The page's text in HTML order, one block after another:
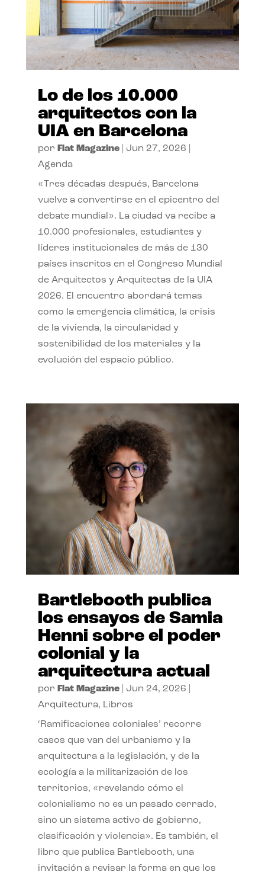
Lo de los 10.000
arquitectos con la
UIA en Barcelona
por Flat Magazine| Jun 27, 2026
Agenda
«Tres décadas después, Barcelona
vuelve a convertirse en el epicentro del
debate mundial». La ciudad va recibe a
10.000 profesionales, estudiantes y
líderes institucionales de más de 130
países inscritos en el Congreso Mundial
de Arquitectos y Arquitectas de la UIA
2026. El encuentro abordará temas
como la emergencia climática, la crisis
de la vivienda, la circularidad y
sostenibilidad de los materiales y la
evolución del espacio público.
Bartlebooth publica
los ensayos de Samia
Henni sobre el poder
colonial y la
arquitectura actual
por Flat Magazine| Jun 24, 2026
Arquitectura, Libros
‘Ramificaciones coloniales’ recorre
casos que van del urbanismo y la
arquitectura a la legislación, y de la
ecología a la militarización de los
territorios, «revelando cómo el
colonialismo no es un pasado cerrado,
sino un sistema activo de gobierno,
clasificación y violencia». Es también, el
libro que publica Bartlebooth, una
invitación a revisar la forma en que los